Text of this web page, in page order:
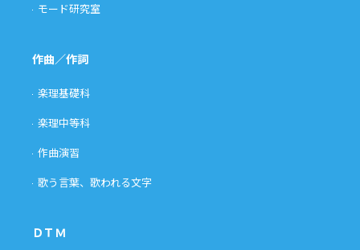
モード研究室
作曲／作詞
楽理基礎科
楽理中等科
作曲演習
歌う言葉、歌われる文字
ＤＴＭ